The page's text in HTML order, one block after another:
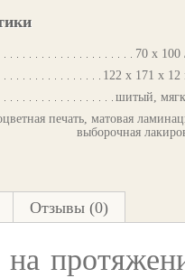
70 х 100
122 х 171 х
шитый,
печать, матовая
выборочная
Отзывы (0)